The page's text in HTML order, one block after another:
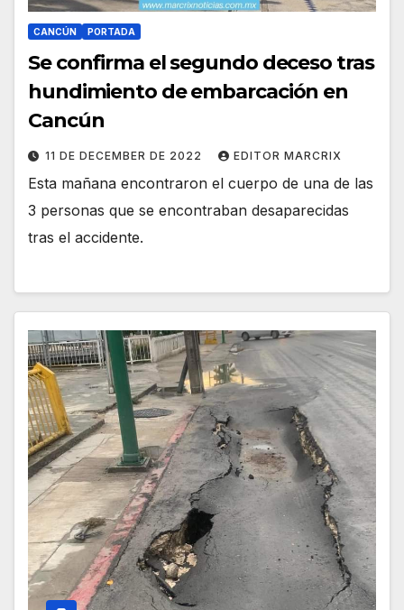
CANCÚN PORTADA
Se confirma el segundo deceso tras
hundimiento de embarcación en
Cancún
11 DE DECEMBER DE 2022 EDITOR MARCRIX
Esta mañana encontraron el cuerpo de una de las
3 personas que se encontraban desaparecidas
tras el accidente.